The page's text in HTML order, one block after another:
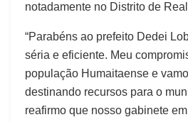
notadamente no Distrito de
“Parabéns ao prefeito Dedei
séria e eficiente. Meu
população Humaitaense e
destinando recursos para o
reafirmo que nosso gabinete